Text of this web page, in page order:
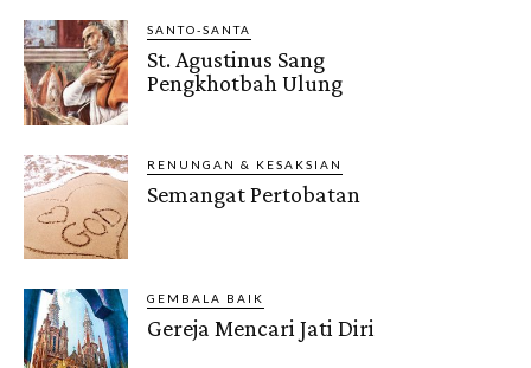
SANTO-SANTA
St. Agustinus Sang
Pengkhotbah Ulung
RENUNGAN & KESAKSIAN
Semangat Pertobatan
GEMBALA BAIK
Gereja Mencari Jati Diri